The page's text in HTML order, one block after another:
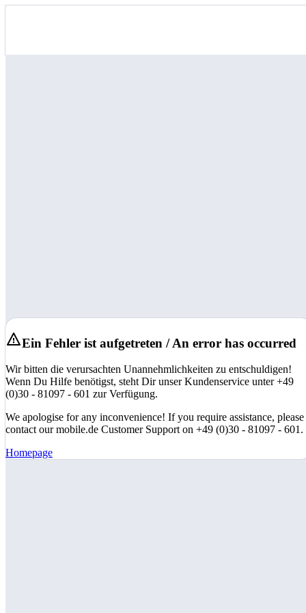
Ein Fehler ist aufgetreten / An error has occurred
Wir bitten die verursachten Unannehmlichkeiten zu entschuldigen!
Wenn Du Hilfe benötigst, steht Dir unser Kundenservice unter +49
(0)30 - 81097 - 601 zur Verfügung.
We apologise for any inconvenience! If you require assistance, please
contact our mobile.de Customer Support on +49 (0)30 - 81097 - 601.
Homepage